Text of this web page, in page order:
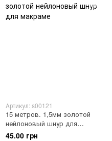
Артикул: s00121
15 метров. 1,5мм золотой
нейлоновый шнур для
макраме
45.00 грн